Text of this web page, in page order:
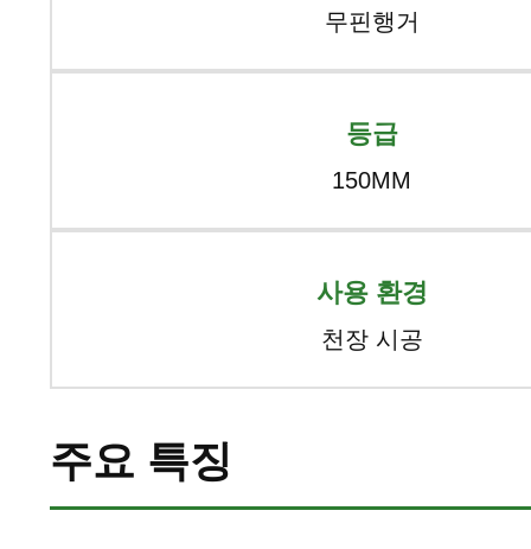
무핀행거
등급
150MM
사용 환경
천장 시공
주요 특징